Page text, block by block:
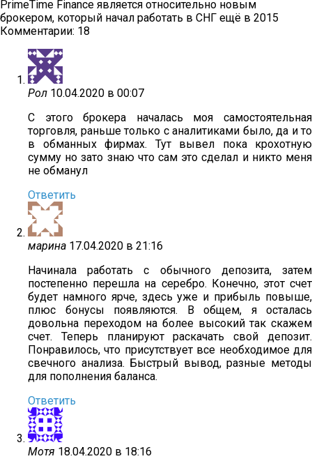
PrimeTime Finance является относительно новым
брокером, который начал работать в СНГ ещё в 2015
Комментарии: 18
Рол 10.04.2020 в 00:07
С этого брокера началась моя самостоятельная
торговля, раньше только с аналитиками было, да и то
в обманных фирмах. Тут вывел пока крохотную
сумму но зато знаю что сам это сделал и никто меня
не обманул
Ответить
марина 17.04.2020 в 21:16
Начинала работать с обычного депозита, затем
постепенно перешла на серебро. Конечно, этот счет
будет намного ярче, здесь уже и прибыль повыше,
плюс бонусы появляются. В общем, я осталась
довольна переходом на более высокий так скажем
счет. Теперь планируют раскачать свой депозит.
Понравилось, что присутствует все необходимое для
свечного анализа. Быстрый вывод, разные методы
для пополнения баланса.
Ответить
Мотя 18.04.2020 в 18:16